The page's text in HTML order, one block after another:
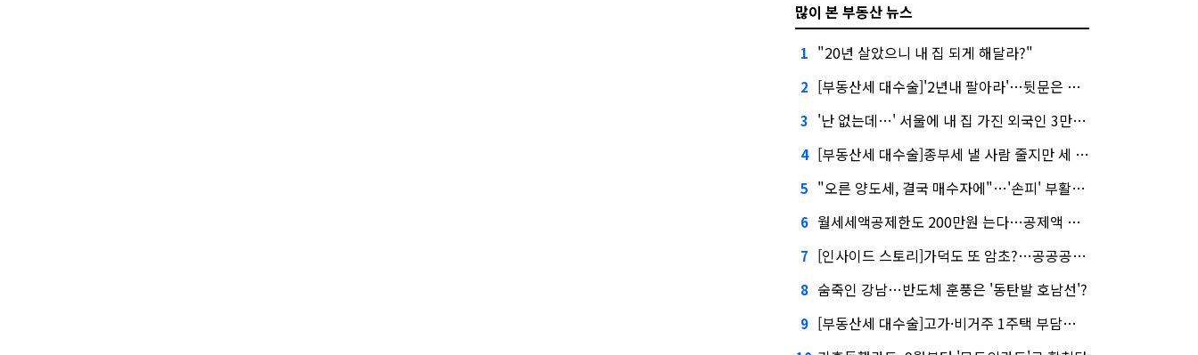
많이 본 부동산 뉴스
1 "20년 살았으니 내 집 되게 해달라?"
2 [부동산세 대수술]'2년내 팔아라'…뒷문은 열었다
3 '난 없는데…' 서울에 내 집 가진 외국인 3만3000명
4 [부동산세 대수술]종부세 낼 사람 줄지만 세 부담 커진다
5 "오른 양도세, 결국 매수자에"…'손피' 부활할까?
6 월세세액공제한도 200만원 는다…공제액 최대 54만원↑
7 [인사이드 스토리]가덕도 또 암초?…공공공사의 '굴레'
8 숨죽인 강남…반도체 훈풍은 '동탄발 호남선'?
9 [부동산세 대수술]고가·비거주 1주택 부담…'대전족'도 불똥